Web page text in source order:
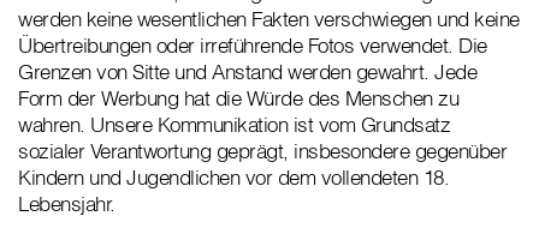
werden keine wesentlichen Fakten verschwiegen und keine
Übertreibungen oder irreführende Fotos verwendet. Die
Grenzen von Sitte und Anstand werden gewahrt. Jede
Form der Werbung hat die Würde des Menschen zu
wahren. Unsere Kommunikation ist vom Grundsatz
sozialer Verantwortung geprägt, insbesondere gegenüber
Kindern und Jugendlichen vor dem vollendeten 18.
Lebensjahr.